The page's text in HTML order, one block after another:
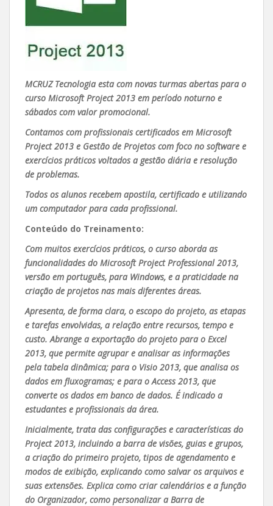
MCRUZ Tecnologia esta com novas turmas abertas para o
curso Microsoft Project 2013 em período noturno e
sábados com valor promocional.
Contamos com profissionais certificados em Microsoft
Project 2013 e Gestão de Projetos com foco no software e
exercícios práticos voltados a gestão diária e resolução
de problemas.
Todos os alunos recebem apostila, certificado e utilizando
um computador para cada profissional.
Conteúdo do Treinamento:
Com muitos exercícios práticos, o curso aborda as
funcionalidades do Microsoft Project Professional 2013,
versão em português, para Windows, e a praticidade na
criação de projetos nas mais diferentes áreas.
Apresenta, de forma clara, o escopo do projeto, as etapas
e tarefas envolvidas, a relação entre recursos, tempo e
custo. Abrange a exportação do projeto para o Excel
2013, que permite agrupar e analisar as informações
pela tabela dinâmica; para o Visio 2013, que analisa os
dados em fluxogramas; e para o Access 2013, que
converte os dados em banco de dados. É indicado a
estudantes e profissionais da área.
Inicialmente, trata das configurações e características do
Project 2013, incluindo a barra de visões, guias e grupos,
a criação do primeiro projeto, tipos de agendamento e
modos de exibição, explicando como salvar os arquivos e
suas extensões. Explica como criar calendários e a função
do Organizador, como personalizar a Barra de